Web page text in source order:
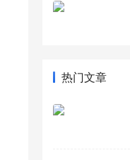
热门文章